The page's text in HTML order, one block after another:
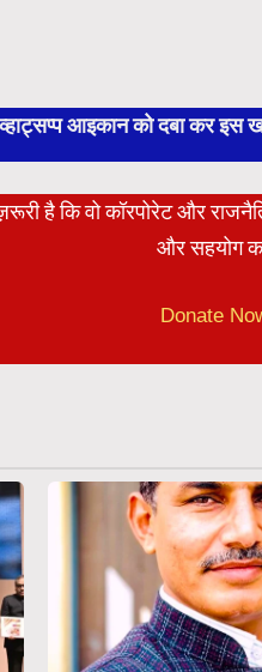
व्हाट्सप्प आइकान को दबा कर
है कि वो कॉरपोरेट और
और सहयोग
Donate